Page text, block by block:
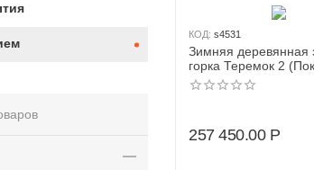
КОД: s4531
Зимняя деревянная
горка Теремок 2
масло)
257 450.00 Р